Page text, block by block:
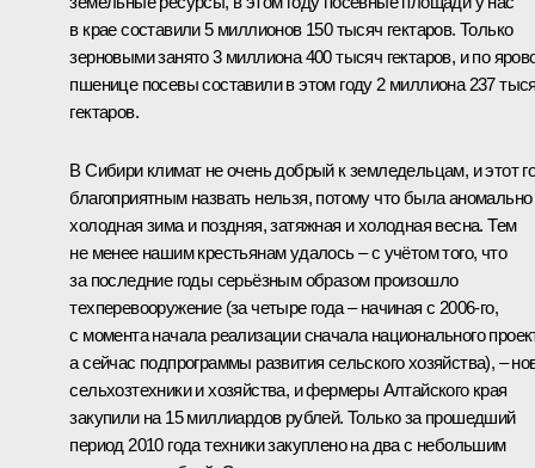
в крае составили 5 миллионов 150 тысяч гектаров. Только
зерновыми занято 3 миллиона 400 тысяч гектаров, и по
пшенице посевы составили в этом году 2 миллиона 237
гектаров.
В Сибири климат не очень добрый к земледельцам, и этот
благоприятным назвать нельзя, потому что была аномально
холодная зима и поздняя, затяжная и холодная весна. Тем
не менее нашим крестьянам удалось – с учётом того, что
за последние годы серьёзным образом произошло
техперевооружение (за четыре года – начиная с 2006-го,
с момента начала реализации сначала национального
а сейчас подпрограммы развития сельского хозяйства), –
сельхозтехники и хозяйства, и фермеры Алтайского края
закупили на 15 миллиардов рублей. Только за прошедший
период 2010 года техники закуплено на два с небольшим